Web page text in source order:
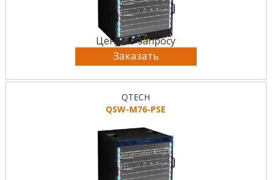
Цена по запросу
Заказать
QTECH
QSW-M76-PSE